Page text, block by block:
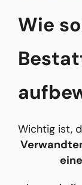
Wie
Wichtig ist,